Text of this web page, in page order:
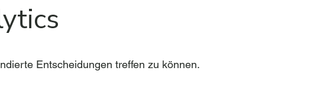
Entscheidungen treffen zu können.